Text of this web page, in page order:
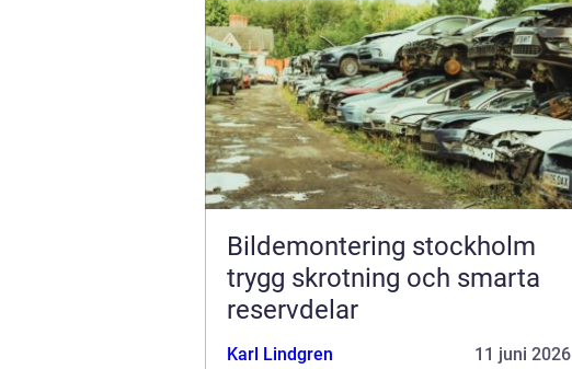
Bildemontering stockholm
trygg skrotning och smarta
reservdelar
Karl Lindgren 11 juni 2026